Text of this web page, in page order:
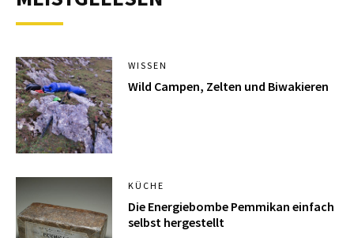
WISSEN
Wild Campen, Zelten und Biwakieren
KÜCHE
Die Energiebombe Pemmikan einfach
selbst hergestellt